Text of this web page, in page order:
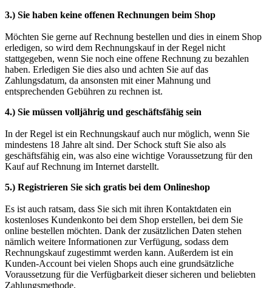
3.) Sie haben keine offenen Rechnungen beim Shop
Möchten Sie gerne auf Rechnung bestellen und dies in einem Shop
erledigen, so wird dem Rechnungskauf in der Regel nicht
stattgegeben, wenn Sie noch eine offene Rechnung zu bezahlen
haben. Erledigen Sie dies also und achten Sie auf das
Zahlungsdatum, da ansonsten mit einer Mahnung und
entsprechenden Gebühren zu rechnen ist.
4.) Sie müssen volljährig und geschäftsfähig sein
In der Regel ist ein Rechnungskauf auch nur möglich, wenn Sie
mindestens 18 Jahre alt sind. Der Schock stuft Sie also als
geschäftsfähig ein, was also eine wichtige Voraussetzung für den
Kauf auf Rechnung im Internet darstellt.
5.) Registrieren Sie sich gratis bei dem Onlineshop
Es ist auch ratsam, dass Sie sich mit ihren Kontaktdaten ein
kostenloses Kundenkonto bei dem Shop erstellen, bei dem Sie
online bestellen möchten. Dank der zusätzlichen Daten stehen
nämlich weitere Informationen zur Verfügung, sodass dem
Rechnungskauf zugestimmt werden kann. Außerdem ist ein
Kunden-Account bei vielen Shops auch eine grundsätzliche
Voraussetzung für die Verfügbarkeit dieser sicheren und beliebten
Zahlungsmethode.